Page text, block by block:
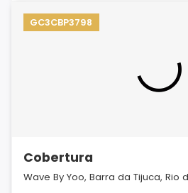
GC3CBP3798
Cobertura
Wave By Yoo, Barra da Tijuca, Rio